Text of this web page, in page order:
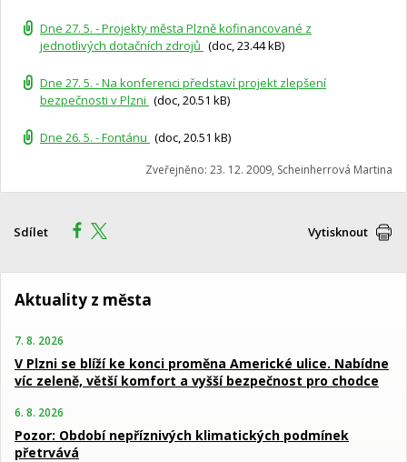
Dne 27. 5. - Projekty města Plzně kofinancované z
jednotlivých dotačních zdrojů (doc, 23.44 kB)
Dne 27. 5. - Na konferenci představí projekt zlepšení
bezpečnosti v Plzni (doc, 20.51 kB)
Dne 26. 5. - Fontánu (doc, 20.51 kB)
Zveřejněno: 23. 12. 2009, Scheinherrová Martina
Sdílet Vytisknout
Aktuality z města
7. 8. 2026
V Plzni se blíží ke konci proměna Americké ulice. Nabídne
víc zeleně, větší komfort a vyšší bezpečnost pro chodce
6. 8. 2026
Pozor: Období nepříznivých klimatických podmínek
přetrvává